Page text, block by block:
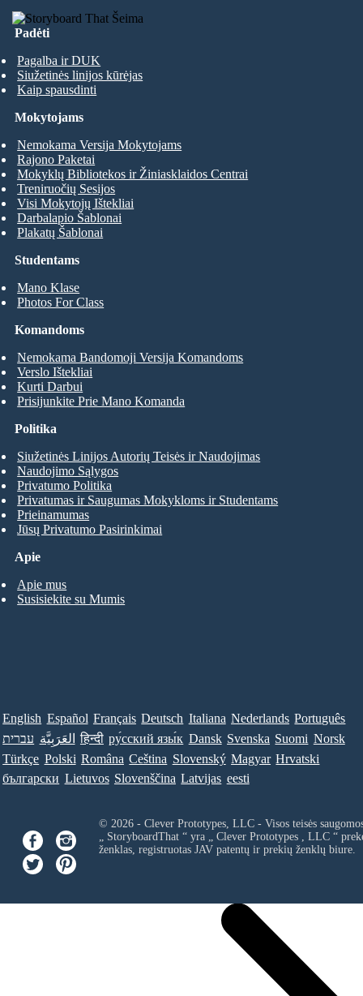
Padėti
Pagalba ir DUK
Siužetinės linijos kūrėjas
Kaip spausdinti
Studentams
Mano Klase
Photos For Class
Mokytojams
Nemokama Versija Mokytojams
Rajono Paketai
Mokyklų Bibliotekos ir Žiniasklaidos Centrai
Treniruočių Sesijos
Visi Mokytojų Ištekliai
Darbalapio Šablonai
Plakatų Šablonai
Komandoms
Nemokama Bandomoji Versija Komandoms
Verslo Ištekliai
Kurti Darbui
Prisijunkite Prie Mano Komanda
Apie
Apie mus
Susisiekite su Mumis
Politika
Siužetinės Linijos Autorių Teisės ir Naudojimas
Naudojimo Sąlygos
Privatumo Politika
Privatumas ir Saugumas Mokykloms ir Studentams
Prieinamumas
Jūsų Privatumo Pasirinkimai
English Español Français Deutsch Italiana Nederlands Português
עברית العَرَبِيَّة हिन्दी ру́сский язы́к Dansk Svenska Suomi Norsk
Türkçe Polski Româna Ceština Slovenský Magyar Hrvatski
български Lietuvos Slovenščina Latvijas eesti
© 2026 - Clever Prototypes, LLC - Visos teisės
„ StoryboardThat “ yra „ Clever Prototypes , LLC“
ženklas, registruotas JAV patentų ir prekių ženklų biure.